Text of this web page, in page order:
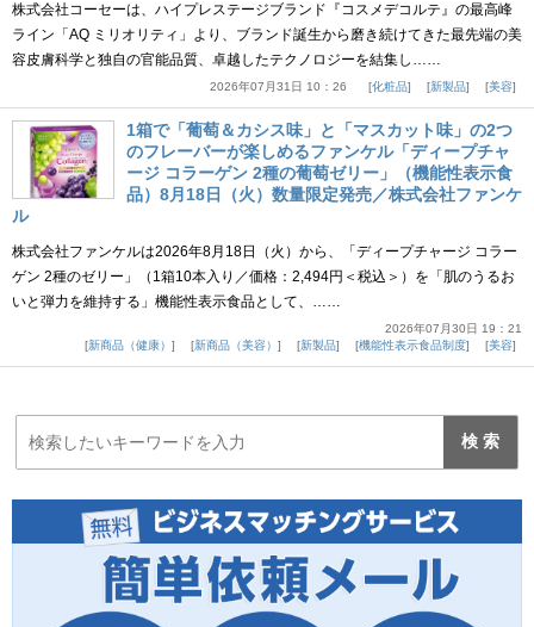
株式会社コーセーは、ハイプレステージブランド『コスメデコルテ』の最高峰
ライン「AQ ミリオリティ」より、ブランド誕生から磨き続けてきた最先端の美
容皮膚科学と独自の官能品質、卓越したテクノロジーを結集し……
2026年07月31日 10：26 化粧品 新製品 美容
1箱で「葡萄＆カシス味」と「マスカット味」の2つ
のフレーバーが楽しめるファンケル「ディープチャ
ージ コラーゲン 2種の葡萄ゼリー」（機能性表示食
品）8月18日（火）数量限定発売／株式会社ファンケ
ル
株式会社ファンケルは2026年8月18日（火）から、「ディープチャージ コラー
ゲン 2種のゼリー」（1箱10本入り／価格：2,494円＜税込＞）を「肌のうるお
いと弾力を維持する」機能性表示食品として、……
2026年07月30日 19：21
新商品（健康）
新商品（美容） 新製品 機能性表示食品制度 美容